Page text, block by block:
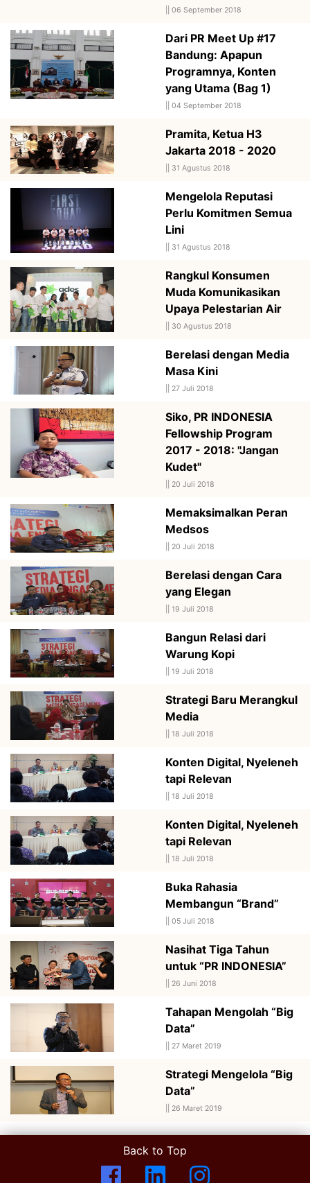
06 September 2018
Dari PR Meet Up #17
Bandung: Apapun
Programnya, Konten
yang Utama (Bag 1)
04 September 2018
Pramita, Ketua H3
Jakarta 2018 - 2020
31 Agustus 2018
Mengelola Reputasi
Perlu Komitmen Semua
Lini
31 Agustus 2018
Rangkul Konsumen
Muda Komunikasikan
Upaya Pelestarian Air
30 Agustus 2018
Berelasi dengan Media
Masa Kini
27 Juli 2018
Siko, PR INDONESIA
Fellowship Program
2017 - 2018: "Jangan
Kudet"
20 Juli 2018
Memaksimalkan Peran
Medsos
20 Juli 2018
Berelasi dengan Cara
yang Elegan
19 Juli 2018
Bangun Relasi dari
Warung Kopi
19 Juli 2018
Strategi Baru Merangkul
Media
18 Juli 2018
Konten Digital, Nyeleneh
tapi Relevan
18 Juli 2018
Konten Digital, Nyeleneh
tapi Relevan
18 Juli 2018
Buka Rahasia
Membangun “Brand”
05 Juli 2018
Nasihat Tiga Tahun
untuk “PR INDONESIA”
26 Juni 2018
Tahapan Mengolah “Big
Data”
27 Maret 2019
Strategi Mengelola “Big
Data”
26 Maret 2019
Back to Top